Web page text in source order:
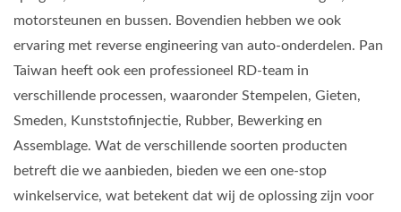
motorsteunen en bussen. Bovendien hebben we ook
ervaring met reverse engineering van auto-onderdelen. Pan
Taiwan heeft ook een professioneel RD-team in
verschillende processen, waaronder Stempelen, Gieten,
Smeden, Kunststofinjectie, Rubber, Bewerking en
Assemblage. Wat de verschillende soorten producten
betreft die we aanbieden, bieden we een one-stop
winkelservice, wat betekent dat wij de oplossing zijn voor